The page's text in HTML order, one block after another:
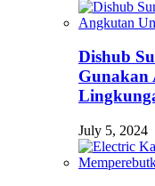
Dishub
Gunakan
July 5, 2024